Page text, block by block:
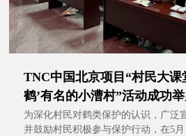
TNC中国北京项目“村民大
鹤’有名的小漕村”活动成功
为深化村民对鹤类保护的认识，广泛
并鼓励村民积极参与保护行动，在5